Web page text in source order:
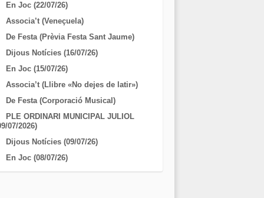
En Joc (22/07/26)
Associa’t (Veneçuela)
De Festa (Prèvia Festa Sant Jaume)
Dijous Notícies (16/07/26)
En Joc (15/07/26)
Associa’t (Llibre «No dejes de latir»)
De Festa (Corporació Musical)
PLE ORDINARI MUNICIPAL JULIOL
07/2026)
Dijous Notícies (09/07/26)
En Joc (08/07/26)